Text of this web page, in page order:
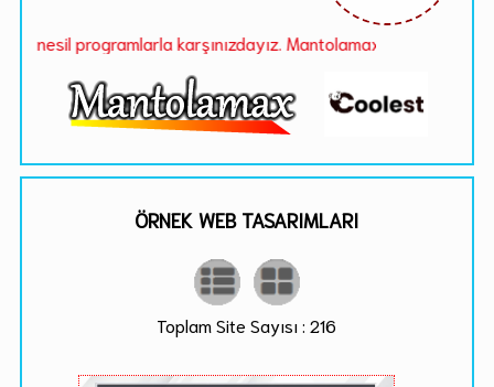
programlarla karşınızdayız. Mantolamax.com a hemen
ÖRNEK WEB TASARIMLARI
Toplam Site Sayısı : 216